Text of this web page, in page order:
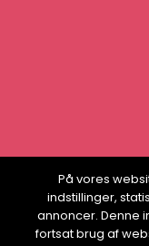
På vores
indstillinger,
annoncer. Denne
fortsat brug af